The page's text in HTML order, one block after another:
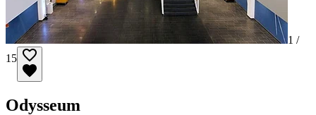
1 /
15
Odysseum